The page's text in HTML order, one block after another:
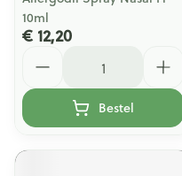
10ml
€ 12,20
Bestel